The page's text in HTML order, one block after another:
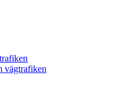
vägtrafiken